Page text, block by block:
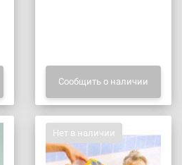
Сообщить о наличии
Нет в наличии